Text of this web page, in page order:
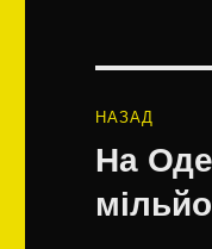
записів
НАЗАД
Попередній
запис:
На